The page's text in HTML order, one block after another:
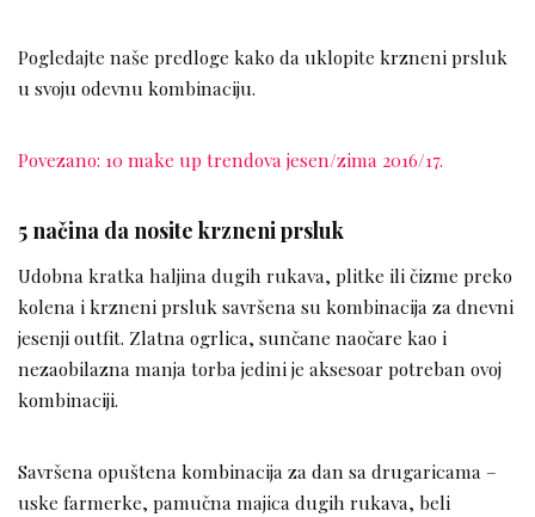
Pogledajte naše predloge kako da uklopite krzneni prsluk
u svoju odevnu kombinaciju.
Povezano: 10 make up trendova jesen/zima 2016/17.
5 načina da nosite krzneni prsluk
Udobna kratka haljina dugih rukava, plitke ili čizme preko
kolena i krzneni prsluk savršena su kombinacija za dnevni
jesenji outfit. Zlatna ogrlica, sunčane naočare kao i
nezaobilazna manja torba jedini je aksesoar potreban ovoj
kombinaciji.
Savršena opuštena kombinacija za dan sa drugaricama –
uske farmerke, pamučna majica dugih rukava, beli